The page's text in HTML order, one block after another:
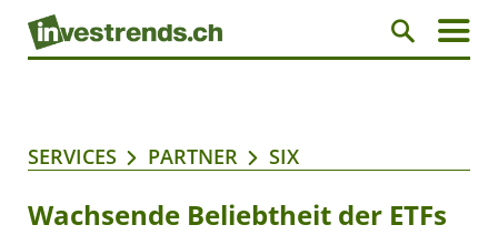
SERVICES PARTNER SIX
Wachsende Beliebtheit der ETFs